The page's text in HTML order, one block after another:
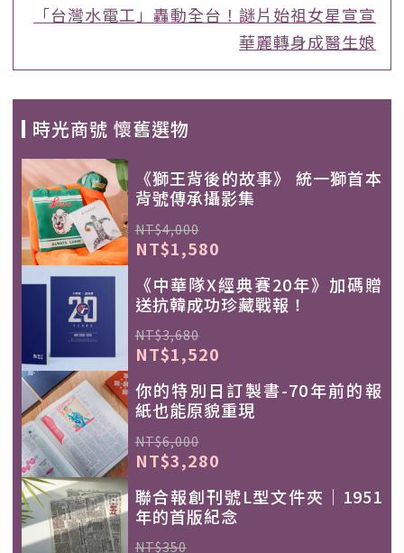
「台灣水電工」轟動全台！謎片始祖女星宣宣
華麗轉身成醫生娘
時光商號 懷舊選物
《獅王背後的故事》 統一獅首本
背號傳承攝影集
NT$4,000
NT$1,580
《中華隊X經典賽20年》加碼贈
送抗韓成功珍藏戰報！
NT$3,680
NT$1,520
你的特別日訂製書-70年前的報
紙也能原貌重現
NT$6,000
NT$3,280
聯合報創刊號L型文件夾｜1951
年的首版紀念
NT$350